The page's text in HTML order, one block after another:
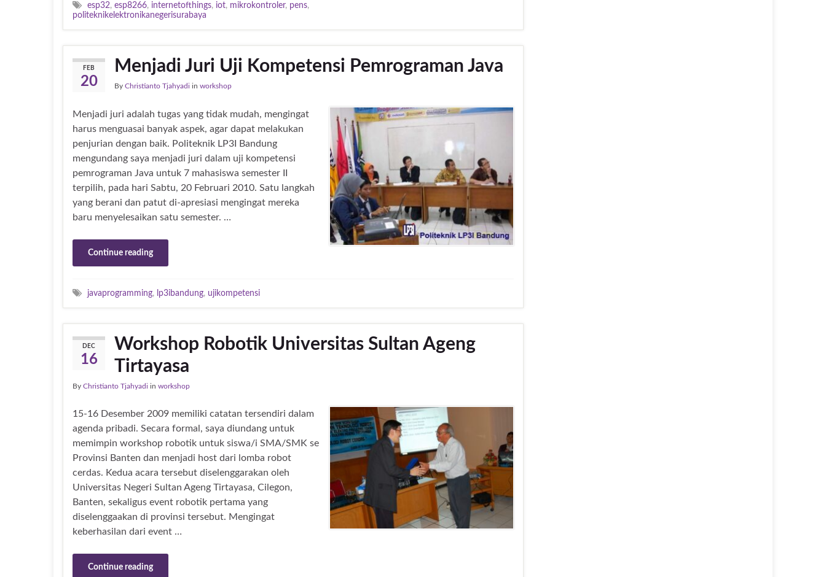
esp32, esp8266, internetofthings, iot, mikrokontroler, pens,
politeknikelektronikanegerisurabaya
FEB
20
Menjadi Juri Uji Kompetensi Pemrograman Java
By Christianto Tjahyadi in workshop
Menjadi juri adalah tugas yang tidak mudah, mengingat
harus menguasai banyak aspek, agar dapat melakukan
penjurian dengan baik. Politeknik LP3I Bandung
mengundang saya menjadi juri dalam uji kompetensi
pemrograman Java untuk 7 mahasiswa semester II
terpilih, pada hari Sabtu, 20 Februari 2010. Satu langkah
yang berani dan patut di-apresiasi mengingat mereka
baru menyelesaikan satu semester. …
Continue reading
javaprogramming, lp3ibandung, ujikompetensi
DEC
16
Workshop Robotik Universitas Sultan Ageng
Tirtayasa
By Christianto Tjahyadi in workshop
15-16 Desember 2009 memiliki catatan tersendiri dalam
agenda pribadi. Secara formal, saya diundang untuk
memimpin workshop robotik untuk siswa/i SMA/SMK se
Provinsi Banten dan menjadi host dari lomba robot
cerdas. Kedua acara tersebut diselenggarakan oleh
Universitas Negeri Sultan Ageng Tirtayasa, Cilegon,
Banten, sekaligus event robotik pertama yang
diselenggaakan di provinsi tersebut. Mengingat
keberhasilan dari event …
Continue reading